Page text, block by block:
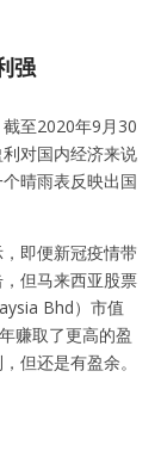
强
至2020年9月30
对国内经济来说
晴雨表反映出国
即便新冠疫情带
但马来西亚股票
Bhd）市值
赚取了更高的盈
但还是有盈余。